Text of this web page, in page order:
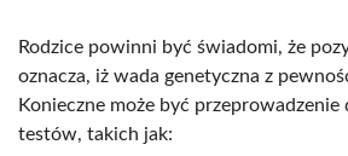
Rodzice powinni być świadomi, że
oznacza, iż wada genetyczna z
Konieczne może być
testów, takich jak: